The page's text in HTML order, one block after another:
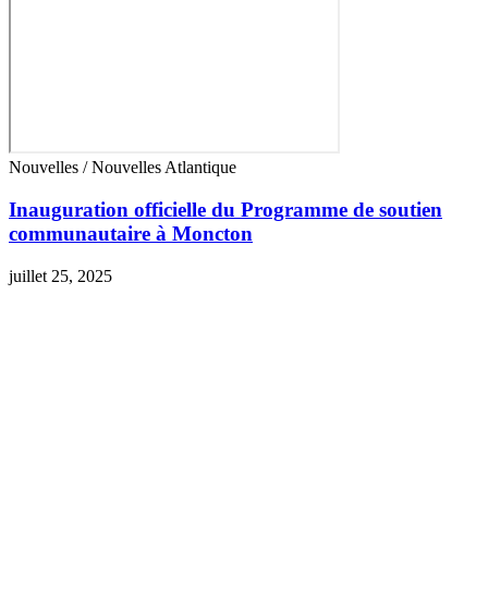
Nouvelles / Nouvelles Atlantique
Inauguration officielle du Programme de soutien
communautaire à Moncton
juillet 25, 2025